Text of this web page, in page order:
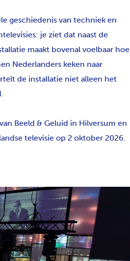
geschiedenis van techniek en
je ziet dat naast de
maakt bovenal voelbaar hoe
Nederlanders keken naar
de installatie niet alleen het
Beeld & Geluid in Hilversum en
televisie op 2 oktober 2026.